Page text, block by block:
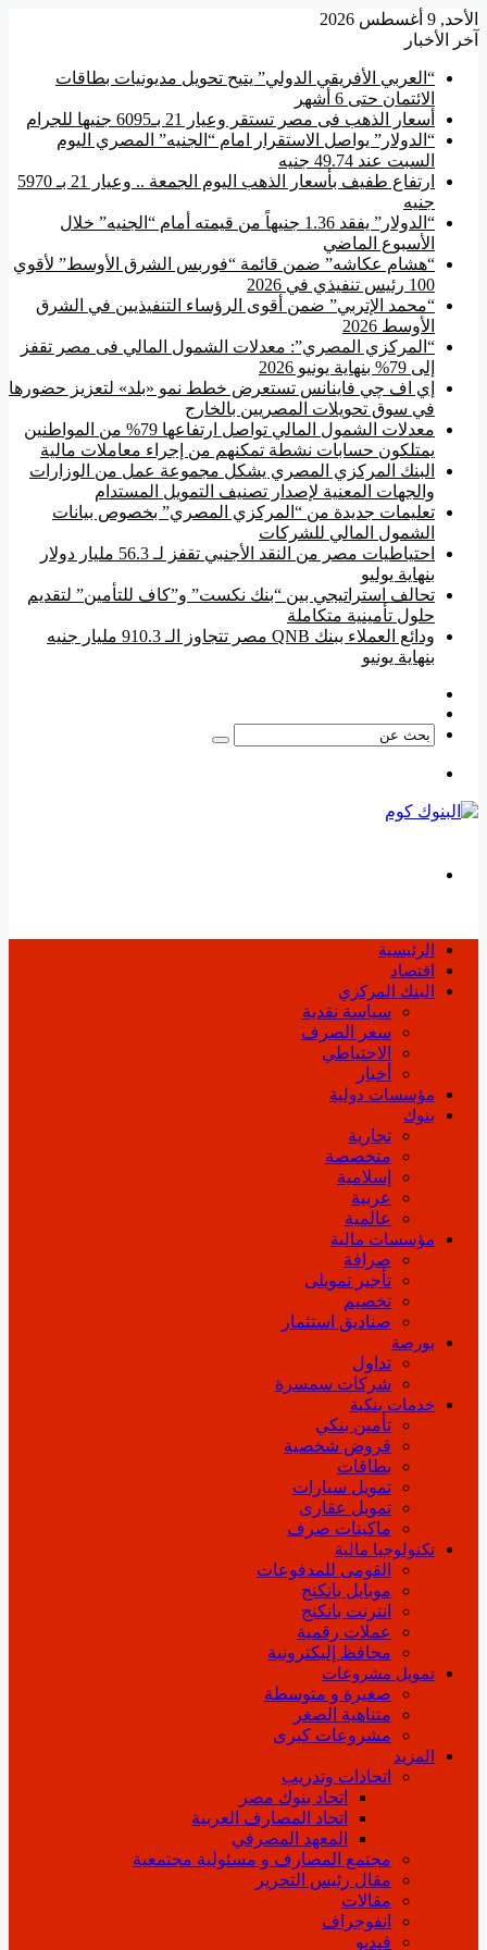
الأحد, 9 أغسطس 2026
آخر الأخبار
“العربي الأفريقي الدولي” يتيح تحويل مديونيات بطاقات
الائتمان حتى 6 أشهر
أسعار الذهب فى مصر تستقر وعيار 21 بـ6095 جنيها للجرام
“الدولار” يواصل الاستقرار امام “الجنيه” المصري اليوم
السبت عند 49.74 جنيه
ارتفاع طفيف بأسعار الذهب اليوم الجمعة .. وعيار 21 بـ 5970
جنيه
“الدولار” يفقد 1.36 جنيهاً من قيمته أمام “الجنيه” خلال
الأسبوع الماضي
“هشام عكاشه” ضمن قائمة “فوربس الشرق الأوسط” لأقوي
100 رئيس تنفيذي في 2026
“محمد الإتربي” ضمن أقوى الرؤساء التنفيذيين في الشرق
الأوسط 2026
“المركزي المصري”: معدلات الشمول المالي فى مصر تقفز
إلى 79% بنهاية يونيو 2026
إي اف چي فاينانس تستعرض خطط نمو «بلد» لتعزيز حضورها
في سوق تحويلات المصريين بالخارج
معدلات الشمول المالي تواصل ارتفاعها 79% من المواطنين
يمتلكون حسابات نشطة تمكنهم من إجراء معاملات مالية
البنك المركزي المصري يشكل مجموعة عمل من الوزارات
والجهات المعنية لإصدار تصنيف التمويل المستدام
تعليمات جديدة من “المركزي المصري” بخصوص بيانات
الشمول المالي للشركات
احتياطيات مصر من النقد الأجنبي تقفز لـ 56.3 مليار دولار
بنهاية يوليو
تحالف استراتيجي بين “بنك نكست” و”كاف للتأمين” لتقديم
حلول تأمينية متكاملة
ودائع العملاء ببنك QNB مصر تتجاوز الـ 910.3 مليار جنيه
بنهاية يونيو
بحث
الرئيسية
اقتصاد
البنك المركزي
سياسة نقدية
سعر الصرف
الاحتياطي
أخبار
مؤسسات دولية
بنوك
تجارية
متخصصة
إسلامية
عربية
عالمية
مؤسسات مالية
صرافة
تأجير تمويلى
تخصيم
صناديق استثمار
بورصة
تداول
شركات سمسرة
خدمات بنكية
تأمين بنكي
قروض شخصية
بطاقات
تمويل سيارات
تمويل عقارى
ماكينات صرف
تكنولوجيا مالية
القومى للمدفوعات
موبايل بانكنج
انترنت بانكنج
عملات رقمية
محافظ إليكترونية
تمويل مشروعات
صغيرة و متوسطة
متناهية الصغر
مشروعات كبرى
المزيد
اتحادات وتدريب
اتحاد بنوك مصر
اتحاد المصارف العربية
المعهد المصرفي
مجتمع المصارف و مسئولية مجتمعية
مقال رئيس التحرير
مقالات
انفوجراف
فيديو